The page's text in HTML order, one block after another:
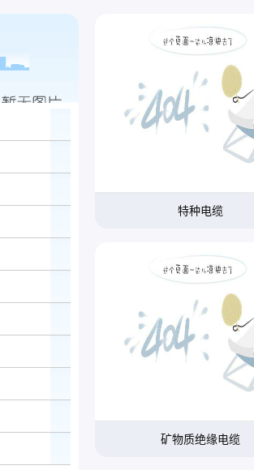
特种电缆
矿物质绝缘电缆